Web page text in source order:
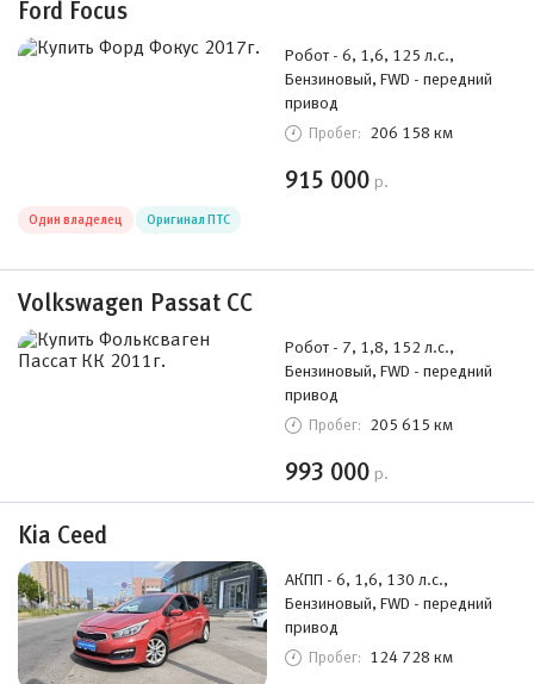
Ford Focus
Робот - 6, 1,6, 125 л.с.,
Бензиновый, FWD - передний
привод
Пробег: 206 158 км
915 000 р.
Один владелец Оригинал ПТС
Volkswagen Passat CC
Робот - 7, 1,8, 152 л.с.,
Бензиновый, FWD - передний
привод
Пробег: 205 615 км
993 000 р.
Kia Ceed
АКПП - 6, 1,6, 130 л.с.,
Бензиновый, FWD - передний
привод
Пробег: 124 728 км